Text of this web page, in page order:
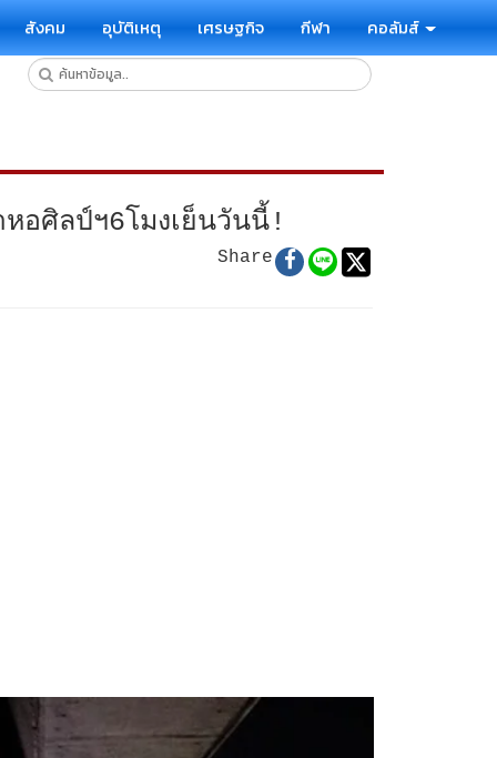
สังคม อุบัติเหตุ เศรษฐกิจ กีฬา คอลัมส์
อศิลป์ฯ6โมงเย็นวันนี้!
Share